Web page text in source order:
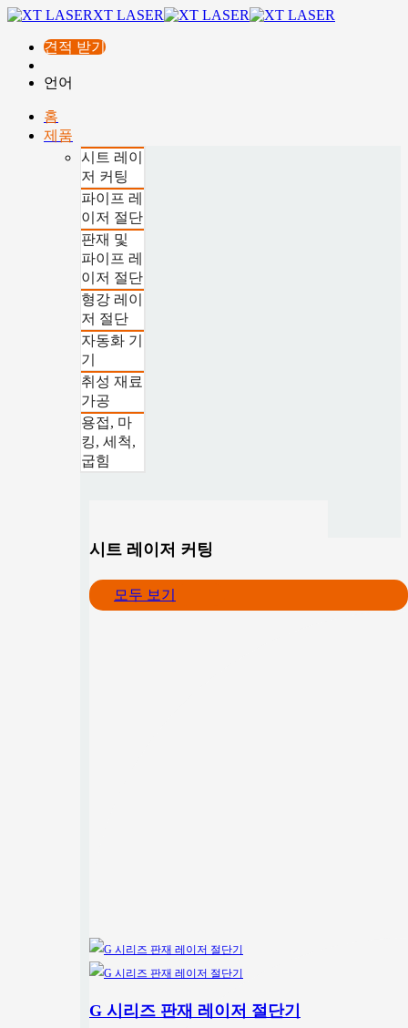
XT LASER
견적 받기
언어
홈
제품
시트 레이
저 커팅
파이프 레
이저 절단
판재 및
파이프 레
이저 절단
형강 레이
저 절단
자동화 기
기
취성 재료
가공
용접, 마
킹, 세척,
굽힘
시트 레이저 커팅
모두 보기
G 시리즈 판재 레이저 절단기